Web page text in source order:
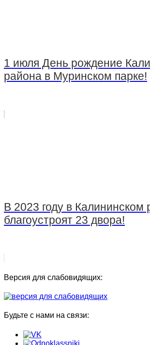
1 июля День рождение
района в Муринском парке!
В 2023 году в Калининском
благоустроят 23 двора!
Версия для слабовидящих:
Будьте с нами на связи: